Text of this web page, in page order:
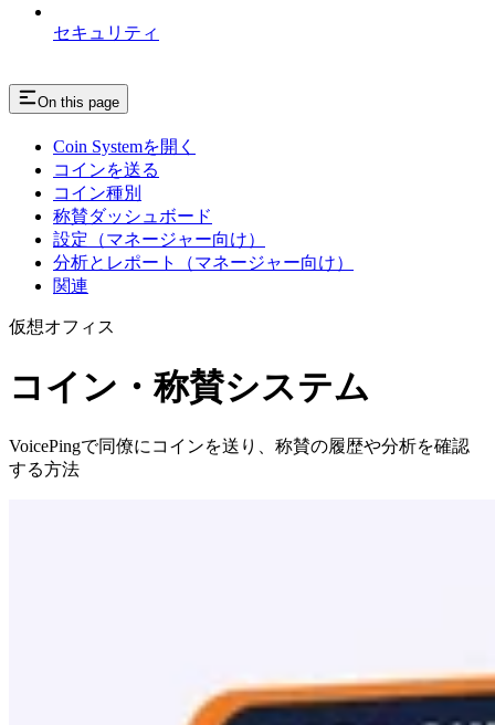
セキュリティ
On this page
Coin Systemを開く
コインを送る
コイン種別
称賛ダッシュボード
設定（マネージャー向け）
分析とレポート（マネージャー向け）
関連
仮想オフィス
コイン・称賛システム
VoicePingで同僚にコインを送り、称賛の履歴や分析を確認
する方法